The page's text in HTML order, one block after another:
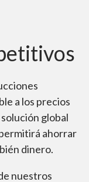
a los precios
global
ahorrar
dinero.
nuestros